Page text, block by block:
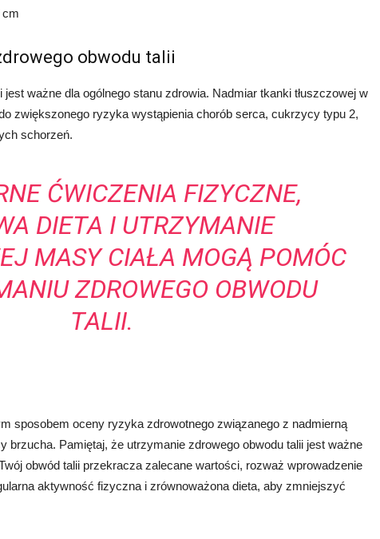
cm
obwodu talii
ważne dla ogólnego stanu zdrowia. Nadmiar tkanki tłuszczowej w
zwiększonego ryzyka wystąpienia chorób serca, cukrzycy typu 2,
schorzeń.
ĆWICZENIA FIZYCZNE,
DIETA I UTRZYMANIE
MASY CIAŁA MOGĄ POMÓC
ZDROWEGO OBWODU
TALII.
sposobem oceny ryzyka zdrowotnego związanego z nadmierną
brzucha. Pamiętaj, że utrzymanie zdrowego obwodu talii jest ważne
obwód talii przekracza zalecane wartości, rozważ wprowadzenie
aktywność fizyczna i zrównoważona dieta, aby zmniejszyć